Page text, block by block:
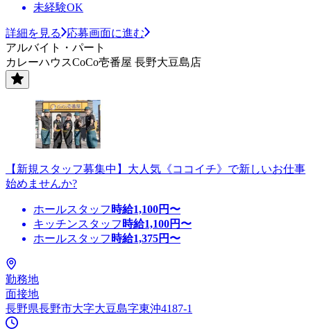
未経験OK
詳細を見る
応募画面に進む
アルバイト・パート
カレーハウスCoCo壱番屋 長野大豆島店
【新規スタッフ募集中】大人気《ココイチ》で新しいお仕事
始めませんか?
ホールスタッフ 時給1,100円〜
キッチンスタッフ 時給1,100円〜
ホールスタッフ 時給1,375円〜
勤務地
面接地
長野県長野市大字大豆島字東沖4187-1